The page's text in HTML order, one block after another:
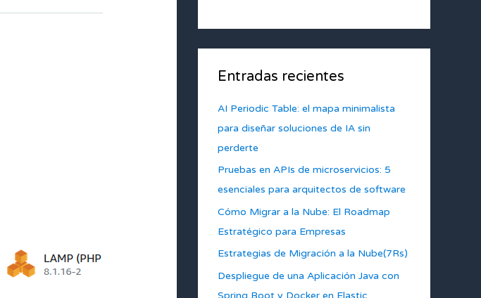
Entradas recientes
AI Periodic Table: el mapa minimalista
para diseñar soluciones de IA sin
perderte
Pruebas en APIs de microservicios: 5
esenciales para arquitectos de software
Cómo Migrar a la Nube: El Roadmap
Estratégico para Empresas
Estrategias de Migración a la Nube(7Rs)
Despliegue de una Aplicación Java con
Spring Boot y Docker en Elastic